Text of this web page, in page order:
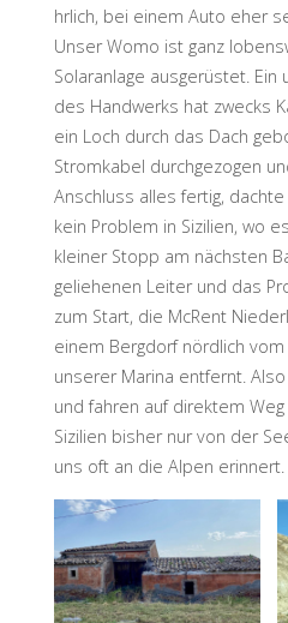
hrlich, bei einem Auto eher
Unser Womo ist ganz
Solaranlage ausgerüstet.
des Handwerks hat zwecks
ein Loch durch das Dach
Stromkabel durchgezogen
Anschluss alles fertig,
kein Problem in Sizilien, wo
kleiner Stopp am nächsten
geliehenen Leiter und das
zum Start, die McRent
einem Bergdorf nördlich
unserer Marina entfernt.
und fahren auf direktem
Sizilien bisher nur von der
uns oft an die Alpen erinnert.